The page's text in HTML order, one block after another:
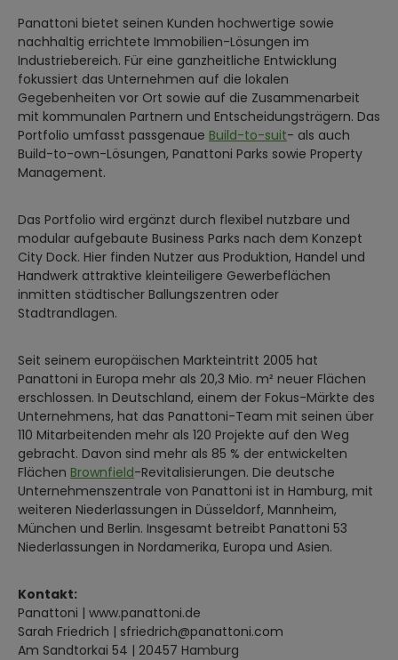
Panattoni bietet seinen Kunden hochwertige sowie
nachhaltig errichtete Immobilien-Lösungen im
Industriebereich. Für eine ganzheitliche Entwicklung
fokussiert das Unternehmen auf die lokalen
Gegebenheiten vor Ort sowie auf die Zusammenarbeit
mit kommunalen Partnern und Entscheidungsträgern. Das
Portfolio umfasst passgenaue Build-to-suit- als auch
Build-to-own-Lösungen, Panattoni Parks sowie Property
Management.
Das Portfolio wird ergänzt durch flexibel nutzbare und
modular aufgebaute Business Parks nach dem Konzept
City Dock. Hier finden Nutzer aus Produktion, Handel und
Handwerk attraktive kleinteiligere Gewerbeflächen
inmitten städtischer Ballungszentren oder
Stadtrandlagen.
Seit seinem europäischen Markteintritt 2005 hat
Panattoni in Europa mehr als 20,3 Mio. m² neuer Flächen
erschlossen. In Deutschland, einem der Fokus-Märkte des
Unternehmens, hat das Panattoni-Team mit seinen über
110 Mitarbeitenden mehr als 120 Projekte auf den Weg
gebracht. Davon sind mehr als 85 % der entwickelten
Flächen Brownfield-Revitalisierungen. Die deutsche
Unternehmenszentrale von Panattoni ist in Hamburg, mit
weiteren Niederlassungen in Düsseldorf, Mannheim,
München und Berlin. Insgesamt betreibt Panattoni 53
Niederlassungen in Nordamerika, Europa und Asien.
Kontakt:
Panattoni | www.panattoni.de
Sarah Friedrich | sfriedrich@panattoni.com
Am Sandtorkai 54 | 20457 Hamburg